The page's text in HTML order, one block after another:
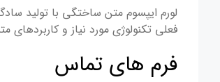
لورم ایپسوم متن ساختگی با تولید
فعلی تکنولوژی مورد نیاز و
فرم های تماس